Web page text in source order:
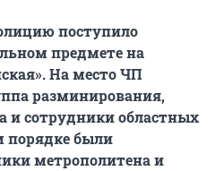
поступило
предмете на
На место ЧП
разминирования,
и сотрудники областных
были
метрополитена и